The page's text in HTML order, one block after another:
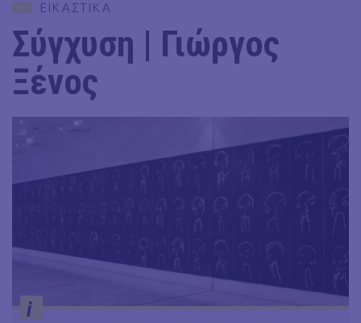
ΕΙΚΑΣΤΙΚΑ
Σύγχυση | Γιώργος
Ξένος
i